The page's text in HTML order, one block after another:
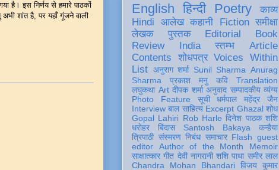
है। इस निर्णय से हमारे पाठकों
अभी शांत है, पर यहाँ गूंजने वाली
English हिन्दी Poetry
काव्य
Hindi
आलेख कहानी Fiction समीक्षा
लेखक
पुस्तक Editorial
Book
Review
India स्तम्भ
Article
Contents
शोधपत्र Voices Within
List अनुराग शर्मा Sunil Sharma Anurag
Sharma
प्रकाश मनु कवि
Translation
लघुकथा Art दीपक शर्मा अनुवाद सम्पादकीय व्यंग्य
Photo Feature
सूची
धर्मपाल महेंद्र जैन
Interview बाल साहित्य Excerpt Ghazal शोध
Gopal Lahiri Rob Harle दिनेश पाठक शशि
धरोहर
बिंदास Santosh Bakaya
कन्हैया
त्रिपाठी संस्मरण निबंध समाचार Flash guest
editor
Author of the Month
Memoir
साक्षात्कार गीत देवी नागरानी शशि पाधा समीर लाल
Chandra Mohan Bhandari विजय कुमार